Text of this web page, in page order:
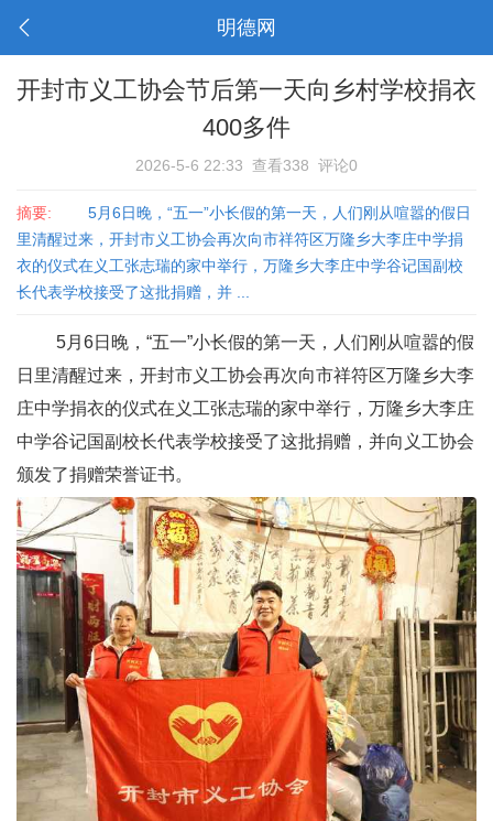
明德网
开封市义工协会节后第一天向乡村学校捐衣
400多件
2026-5-6 22:33 查看338 评论0
摘要:
5月6日晚，“五一”小长假的第一天，人们刚从喧嚣的假日
里清醒过来，开封市义工协会再次向市祥符区万隆乡大李庄中学捐
衣的仪式在义工张志瑞的家中举行，万隆乡大李庄中学谷记国副校
长代表学校接受了这批捐赠，并 ...
5月6日晚，“五一”小长假的第一天，人们刚从喧嚣的假
日里清醒过来，开封市义工协会再次向市祥符区万隆乡大李
庄中学捐衣的仪式在义工张志瑞的家中举行，万隆乡大李庄
中学谷记国副校长代表学校接受了这批捐赠，并向义工协会
颁发了捐赠荣誉证书。